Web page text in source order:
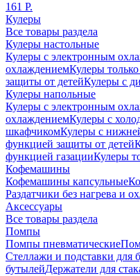
161 Р.
Кулеры
Все товары раздела
Кулеры настольные
Кулеры с электронным
охлаждениемКулеры
защиты от детейКулеры с
Кулеры напольные
Кулеры с электронным
охлаждениемКулеры с
шкафчикомКулеры с
функцией защиты от детей
функцией газацииКулеры
Кофемашины
Кофемашины капсульные
Раздатчики без нагрева и
Аксессуары
Все товары раздела
Помпы
Помпы пневматические
Стеллажи и подставки для
бутылейДержатели для